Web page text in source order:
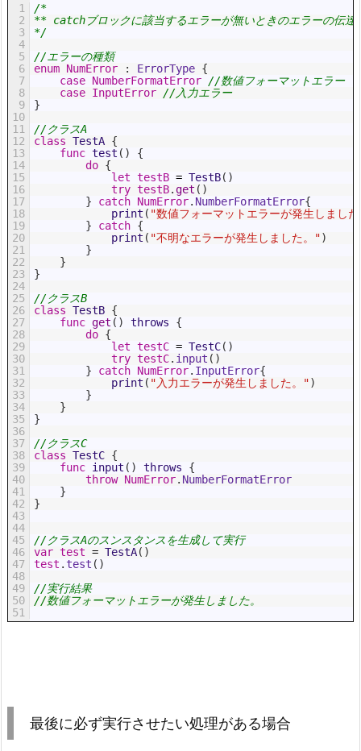
1
2
3
4
5
6
7
8
9
10
11
12
13
14
15
16
17
18
19
20
21
22
23
24
25
26
27
28
29
30
31
32
33
34
35
36
37
38
39
40
41
42
43
44
45
46
47
48
49
50
51
/*
** catchブロックに該当するエラーが無いときのエラーの伝達
*/
//エラーの種類
enum NumError : ErrorType {
case NumberFormatError //数値フォーマットエラー
case InputError //入力エラー
}
//クラスA
class TestA {
func test ( )
{
do {
let testB = TestB( )
try testB.get ( )
}
catch NumError. NumberFormatError{
print ( "数値フォーマットエラーが発生しまし
}
catch {
print ( "不明なエラーが発生しました。")
}
}
}
//クラスB
class TestB {
func get ( ) throws
{
do {
let testC = TestC( )
try testC. input ( )
}
catch NumError. InputError{
print ( "入力エラーが発生しました。")
}
}
}
//クラスC
class TestC {
func input ( ) throws
{
throw NumError. NumberFormatError
}
}
//クラスAのスンスタンスを生成して実行
var test = TestA( )
test .test ( )
//実行結果
//数値フォーマットエラーが発生しました。
最後に必ず実行させたい処理がある場合